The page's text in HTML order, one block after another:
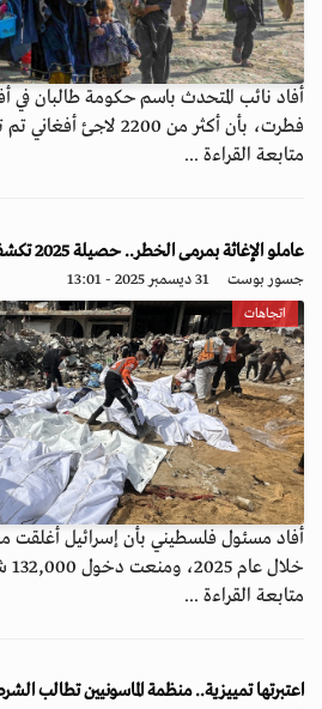
أفاد نائب المتحدث باسم حكومة طالبان في
فطرت، بأن أكثر من 2200 لاجئ أفغاني تم ترحيلهم من إيران...
متابعة القراءة ...
عاملو الإغاثة بمرمى الخطر.. حصيلة 2025 تكشف الأزمة الإنسانية في غزة
جسور بوست 31 ديسمبر 2025 - 13:01
اتجاهات
خلال عام 2025، ومنعت دخول 132,000 شاحنة مساعدات إنسان...
متابعة القراءة ...
اعتبرتها تمييزية.. منظمة الماسونيين تطالب